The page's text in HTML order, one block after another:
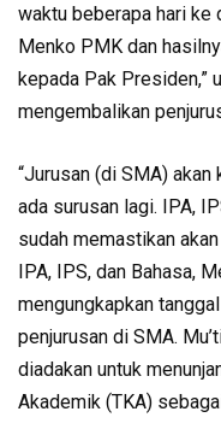
waktu beberapa hari ke
Menko PMK dan
kepada Pak Presiden,”
mengembalikan
“Jurusan (di SMA)
ada surusan lagi. IPA,
sudah memastikan
IPA, IPS, dan Bahasa,
mengungkapkan
penjurusan di SMA.
diadakan untuk
Akademik (TKA)